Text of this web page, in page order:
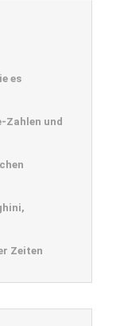
es
Zahlen und
Zeiten